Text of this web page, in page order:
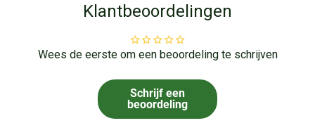
Klantbeoordelingen
Wees de eerste om een beoordeling te schrijven
Schrijf een
beoordeling